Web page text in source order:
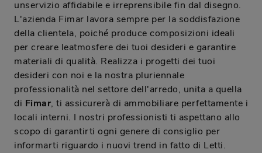
unservizio affidabile e irreprensibile fin dal disegno.
L'azienda Fimar lavora sempre per la soddisfazione
della clientela, poiché produce composizioni ideali
per creare leatmosfere dei tuoi desideri e garantire
materiali di qualità. Realizza i progetti dei tuoi
desideri con noi e la nostra pluriennale
professionalità nel settore dell'arredo, unita a quella
di Fimar, ti assicurerà di ammobiliare perfettamente i
locali interni. I nostri professionisti ti aspettano allo
scopo di garantirti ogni genere di consiglio per
informarti riguardo i nuovi trend in fatto di Letti.